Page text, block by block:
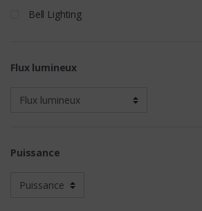
Bell Lighting
Flux lumineux
Puissance